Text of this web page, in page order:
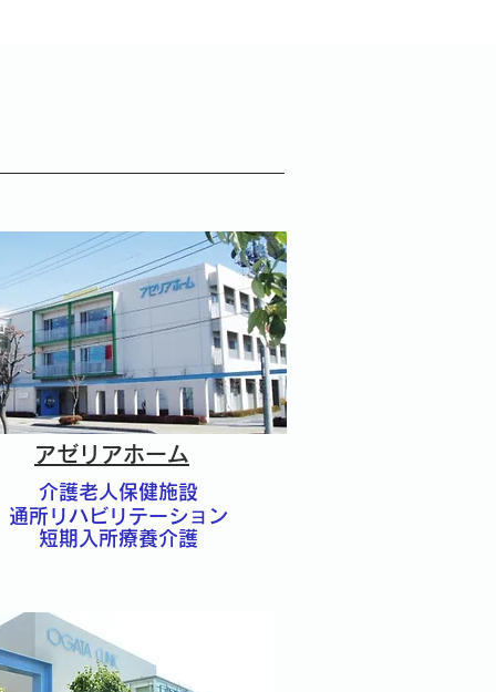
アゼリアホーム
介護老人保健施設
通所リハビリテーション
短期入所療養介護